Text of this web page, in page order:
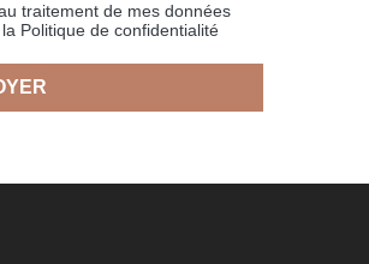
traitement de mes données
Politique de confidentialité